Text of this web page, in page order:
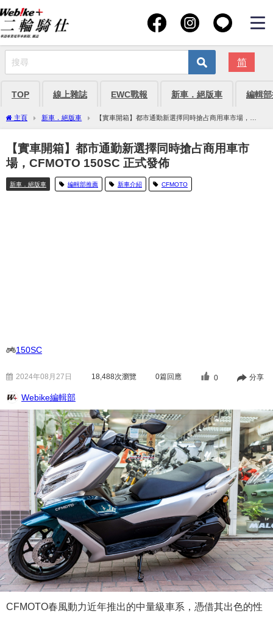
简
TOP 線上雜誌 EWC戰報 新車．絕版車 編輯
主頁 新車．絕版車
【實車開箱】都市通勤新選擇同時搶占商用車市場，
CFMOTO 150SC 正式發佈
【實車開箱】都市通勤新選擇同時搶占商用車市
場，CFMOTO 150SC 正式發佈
新車．絕版車 編輯部推薦 新車介紹 CFMOTO
150SC
2024年08月27日 18,488次瀏覽 0篇回應 0 分享
Webike編輯部
CFMOTO春風動力近年推出的中量級車系，憑借其出色的性